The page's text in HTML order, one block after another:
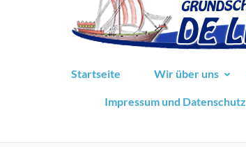
Startseite Wir über uns
Impressum und Datenschutz